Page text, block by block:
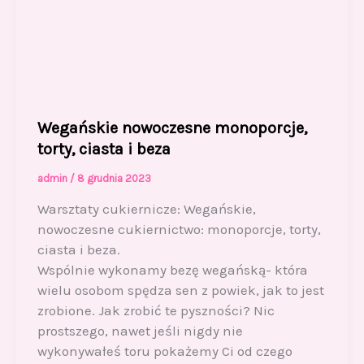
Wegańskie nowoczesne monoporcje,
torty, ciasta i beza
admin / 8 grudnia 2023
Warsztaty cukiernicze: Wegańskie,
nowoczesne cukiernictwo: monoporcje, torty,
ciasta i beza.
Wspólnie wykonamy bezę wegańską- która
wielu osobom spędza sen z powiek, jak to jest
zrobione. Jak zrobić te pyszności? Nic
prostszego, nawet jeśli nigdy nie
wykonywałeś toru pokażemy Ci od czego